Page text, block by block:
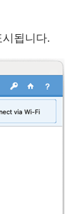
됩니다.